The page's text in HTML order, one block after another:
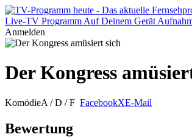
Live-TV Programm Auf Deinem Gerät
Anmelden
Der Kongress
KomödieA / D / F FacebookXE-Mail
Bewertung